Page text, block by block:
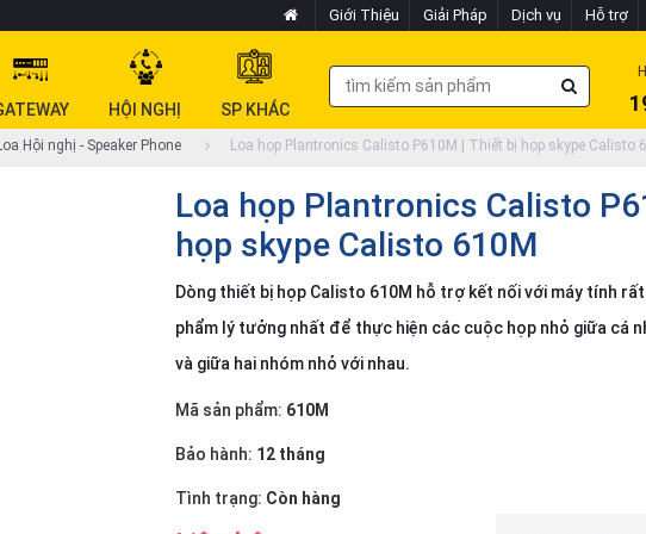
Giới Thiệu Giải Pháp Dịch vụ Hỗ trợ
HỘI NGHỊ SP KHÁC
Hội nghị - Speaker Phone Loa họp Plantronics Calisto P610M | Thiết bị họp skype Calisto
Loa họp Plantronics Calisto
họp skype Calisto 610M
Dòng thiết bị họp Calisto 610M hỗ trợ kết nối với máy tính
phẩm lý tưởng nhất để thực hiện các cuộc họp nhỏ giữa cá
và giữa hai nhóm nhỏ với nhau.
Mã sản phẩm: 610M
Bảo hành: 12 tháng
Tình trạng: Còn hàng